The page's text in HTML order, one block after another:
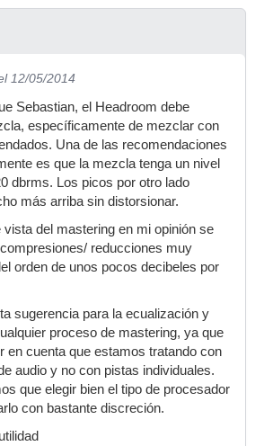
12/05/2014
Sebastian, el Headroom debe
específicamente de mezclar con
Una de las recomendaciones
es que la mezcla tenga un nivel
dbrms. Los picos por otro lado
más arriba sin distorsionar.
vista del mastering en mi opinión se
reducciones muy
orden de unos pocos decibeles por
sugerencia para la ecualización y
proceso de mastering, ya que
en cuenta que estamos tratando con
audio y no con pistas individuales.
que elegir bien el tipo de procesador
con bastante discreción.